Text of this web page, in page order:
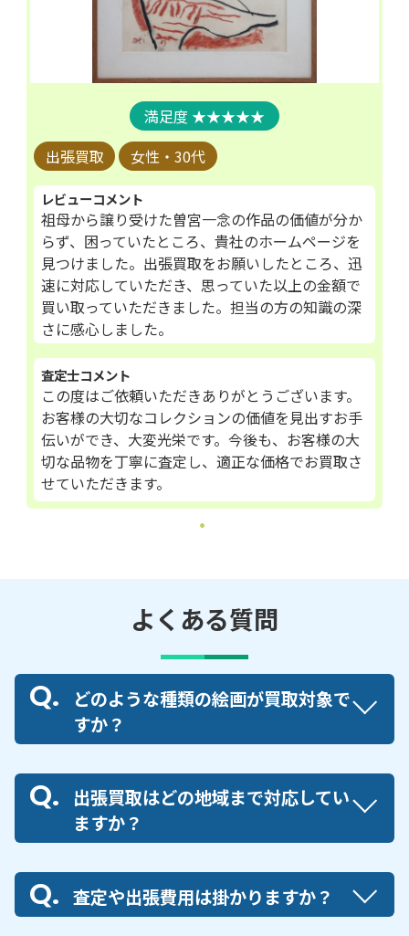
★★★★★
出張買取
女性・30代
レビューコメント
祖母から譲り受けた曽宮一念の作品の価値が分か
らず、困っていたところ、貴社のホームページを
見つけました。出張買取をお願いしたところ、迅
速に対応していただき、思っていた以上の金額で
買い取っていただきました。担当の方の知識の深
さに感心しました。
査定士コメント
この度はご依頼いただきありがとうございます。
お客様の大切なコレクションの価値を見出すお手
伝いができ、大変光栄です。今後も、お客様の大
切な品物を丁寧に査定し、適正な価格でお買取さ
せていただきます。
よくある質問
どのような種類の絵画が買取対象で
すか？
出張買取はどの地域まで対応してい
ますか？
査定や出張費用は掛かりますか？